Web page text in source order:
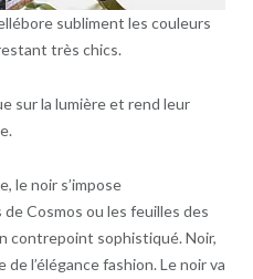
subliment les couleurs
très chics.
sur la lumière et rend leur
le noir s’impose
Cosmos ou les feuilles des
contrepoint sophistiqué. Noir,
l’élégance fashion. Le noir va